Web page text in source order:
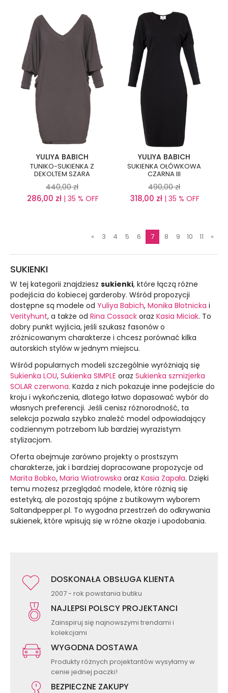
YULIYA BABICH
TUNIKO-SUKIENKA Z
DEKOLTEM SZARA
440,00 zł
286,00 zł | 35 % OFF
YULIYA BABICH
SUKIENKA OŁÓWKOWA
CZARNA III
490,00 zł
318,00 zł | 35 % OFF
« 3 4 5 6 7 8 9 10 11 »
SUKIENKI
W tej kategorii znajdziesz sukienki, które łączą różne
podejścia do kobiecej garderoby. Wśród propozycji
dostępne są modele od Yuliya Babich, Monika Błotnicka i
Verityhunt, a także od Rina Cossack oraz Kasia Miciak. To
dobry punkt wyjścia, jeśli szukasz fasonów o
zróżnicowanym charakterze i chcesz porównać kilka
autorskich stylów w jednym miejscu.
Wśród popularnych modeli szczególnie wyróżniają się
Sukienka LOU, Sukienka SIMPLE oraz Sukienka szmizjerka
SOLAR czerwona. Każda z nich pokazuje inne podejście do
kroju i wykończenia, dlatego łatwo dopasować wybór do
własnych preferencji. Jeśli cenisz różnorodność, ta
selekcja pozwala szybko znaleźć model odpowiadający
codziennym potrzebom lub bardziej wyrazistym
stylizacjom.
Oferta obejmuje zarówno projekty o prostszym
charakterze, jak i bardziej dopracowane propozycje od
Marita Bobko, Maria Wiatrowska oraz Kasia Zapała. Dzięki
temu możesz przeglądać modele, które różnią się
estetyką, ale pozostają spójne z butikowym wyborem
Saltandpepper.pl. To wygodna przestrzeń do odkrywania
sukienek, które wpisują się w różne okazje i upodobania.
DOSKONAŁA OBSŁUGA KLIENTA
2007 - rok powstania butiku
NAJLEPSI POLSCY PROJEKTANCI
Zainspiruj się najnowszymi trendami i
kolekcjami
WYGODNA DOSTAWA
Produkty różnych projektantów wysyłamy w
cenie jednej paczki!
BEZPIECZNE ZAKUPY